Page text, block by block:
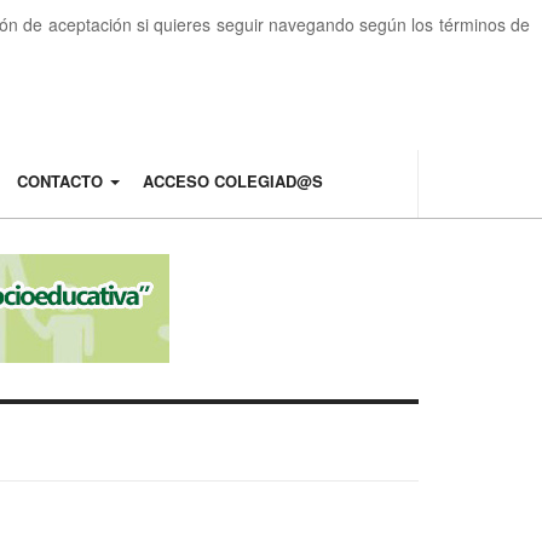
de aceptación si quieres seguir navegando según los términos de
CONTACTO ACCESO COLEGIAD@S